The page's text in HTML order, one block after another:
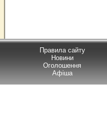
Правила сайту
Новини
Оголошення
Афіша